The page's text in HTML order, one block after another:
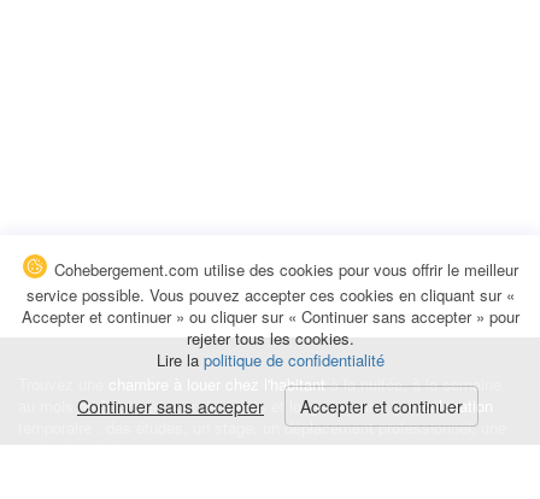
chambre à louer chez l'habitantà la nuitée, à la semaine,
au mois ou à l'année pour de courts et longs séjours, unecolocation
temporaire : des études, un stage, un déplacement professionnel, une
Cohebergement.com utilise des cookies pour vous offrir le meilleur
service possible. Vous pouvez accepter ces cookies en cliquant sur «
Accepter et continuer » ou cliquer sur « Continuer sans accepter » pour
rejeter tous les cookies.
Lire la politique de confidentialité
Continuer sans accepter Accepter et continuer